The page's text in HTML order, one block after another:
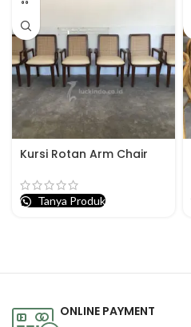
Kursi Rotan Arm Chair
Tanya Produk
ONLINE PAYMENT